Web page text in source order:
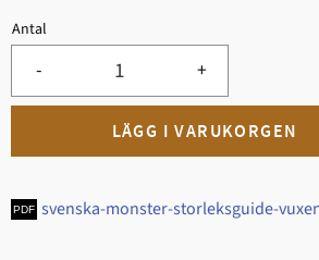
Antal
+
-
svenska-monster-storleksguide-